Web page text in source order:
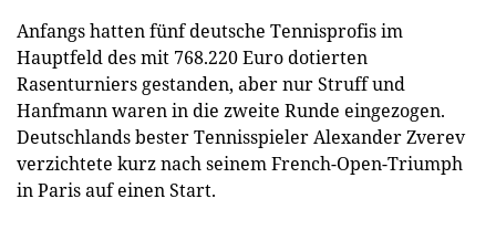
Anfangs hatten fünf deutsche Tennisprofis im
Hauptfeld des mit 768.220 Euro dotierten
Rasenturniers gestanden, aber nur Struff und
Hanfmann waren in die zweite Runde eingezogen.
Deutschlands bester Tennisspieler Alexander Zverev
verzichtete kurz nach seinem French-Open-Triumph
in Paris auf einen Start.